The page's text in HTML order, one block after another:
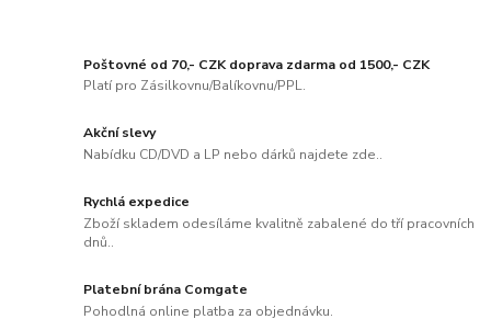
Poštovné od 70,- CZK doprava zdarma od 1500,- CZK
Platí pro Zásilkovnu/Balíkovnu/PPL.
Akční slevy
Nabídku CD/DVD a LP nebo dárků najdete zde..
Rychlá expedice
Zboží skladem odesíláme kvalitně zabalené do tří pracovních
dnů..
Platební brána Comgate
Pohodlná online platba za objednávku.